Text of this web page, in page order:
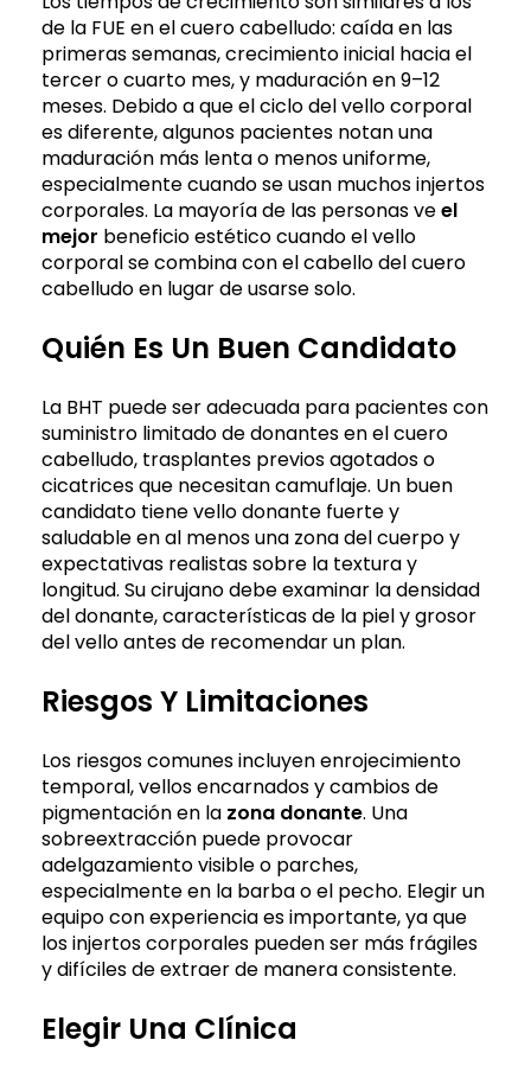
de la FUE en el cuero cabelludo: caída en las
primeras semanas, crecimiento inicial hacia el
tercer o cuarto mes, y maduración en 9–12
meses. Debido a que el ciclo del vello corporal
es diferente, algunos pacientes notan una
maduración más lenta o menos uniforme,
especialmente cuando se usan muchos injertos
corporales. La mayoría de las personas veel
mejor beneficio estético cuando el vello
corporal se combina con el cabello del cuero
cabelludo en lugar de usarse solo.
Quién Es Un Buen Candidato
La BHT puede ser adecuada para pacientes con
suministro limitado de donantes en el cuero
cabelludo, trasplantes previos agotados o
cicatrices que necesitan camuflaje. Un buen
candidato tiene vello donante fuerte y
saludable en al menos una zona del cuerpo y
expectativas realistas sobre la textura y
longitud. Su cirujano debe examinar la densidad
del donante, características de la piel y grosor
del vello antes de recomendar un plan.
Riesgos Y Limitaciones
Los riesgos comunes incluyen enrojecimiento
temporal, vellos encarnados y cambios de
pigmentación en la zona donante. Una
sobreextracción puede provocar
adelgazamiento visible o parches,
especialmente en la barba o el pecho. Elegir un
equipo con experiencia es importante, ya que
los injertos corporales pueden ser más frágiles
y difíciles de extraer de manera consistente.
Elegir Una Clínica